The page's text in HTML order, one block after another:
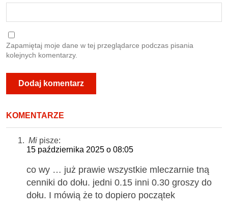
Zapamiętaj moje dane w tej przeglądarce podczas pisania
kolejnych komentarzy.
KOMENTARZE
Mi pisze:
15 października 2025 o 08:05
co wy … już prawie wszystkie mleczarnie tną
cenniki do dołu. jedni 0.15 inni 0.30 groszy do
dołu. I mówią że to dopiero początek